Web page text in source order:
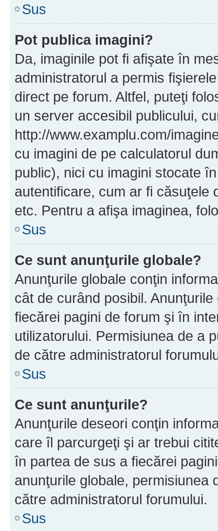
Sus
Pot publica imagini?
Da, imaginile pot fi afişate în
administratorul a permis
direct pe forum. Altfel, puteţi
un server accesibil publicului,
http://www.examplu.com/
cu imagini de pe calculatorul
public), nici cu imagini stocate
autentificare, cum ar fi căsuţele
etc. Pentru a afişa imaginea,
Sus
Ce sunt anunţurile globale?
Anunţurile globale conţin
cât de curând posibil.
fiecărei pagini de forum şi în
utilizatorului. Permisiunea de a
de către administratorul
Sus
Ce sunt anunţurile?
Anunţurile deseori conţin
care îl parcurgeţi şi ar trebui
în partea de sus a fiecărei
anunţurile globale, permisiunea
către administratorul forumului.
Sus